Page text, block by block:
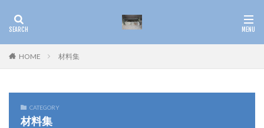
HOME 材料集
CATEGORY
材料集